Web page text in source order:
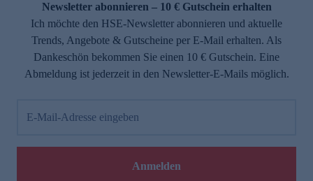
Newsletter abonnieren – 10 € Gutschein erhalten
Ich möchte den HSE-Newsletter abonnieren und aktuelle
Trends, Angebote & Gutscheine per E-Mail erhalten. Als
Dankeschön bekommen Sie einen 10 € Gutschein. Eine
Abmeldung ist jederzeit in den Newsletter-E-Mails möglich.
E-Mail-Adresse eingeben
Anmelden